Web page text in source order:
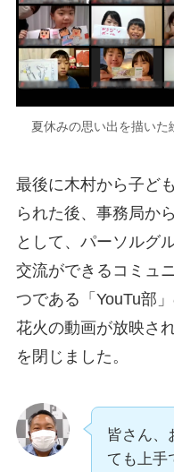
夏休みの思い出を描いた
最後に木村から子ど
られた後、事務局か
として、パーソルグ
交流ができるコミュ
つである「YouTu部
花火の動画が放映さ
を閉じました。
皆さん、
ても上手